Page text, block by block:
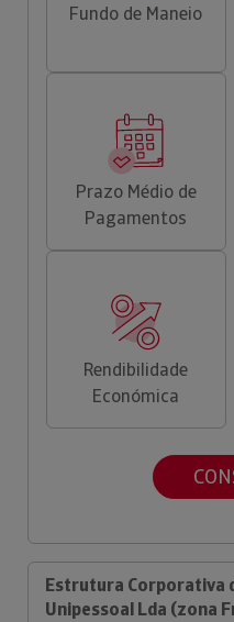
Fundo de Maneio
Prazo Médio de
Pagamentos
Rendibilidade
Económica
Estrutura Corporativa
Unipessoal Lda (zona